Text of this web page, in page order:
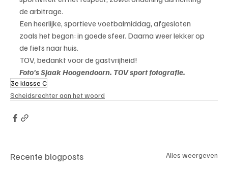
de arbitrage.
Een heerlijke, sportieve voetbalmiddag, afgesloten
zoals het begon: in goede sfeer. Daarna weer lekker op
de fiets naar huis.
TOV, bedankt voor de gastvrijheid!
Foto's Sjaak Hoogendoorn. TOV sport fotografie.
3e klasse C
Scheidsrechter aan het woord
Recente blogposts Alles weergeven